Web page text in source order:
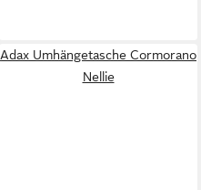
Adax Umhängetasche Cormorano
Nellie